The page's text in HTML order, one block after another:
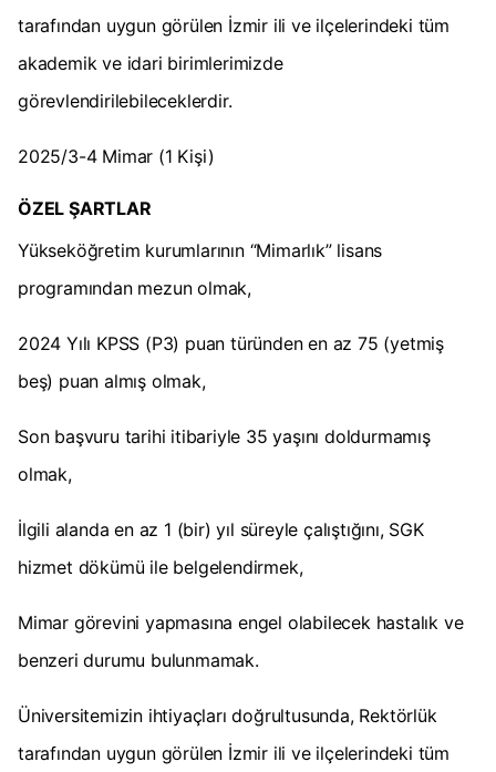
tarafından uygun görülen İzmir ili ve ilçelerindeki tüm
akademik ve idari birimlerimizde
görevlendirilebileceklerdir.
2025/3-4 Mimar (1 Kişi)
ÖZEL ŞARTLAR
Yükseköğretim kurumlarının “Mimarlık” lisans
programından mezun olmak,
2024 Yılı KPSS (P3) puan türünden en az 75 (yetmiş
beş) puan almış olmak,
Son başvuru tarihi itibariyle 35 yaşını doldurmamış
olmak,
İlgili alanda en az 1 (bir) yıl süreyle çalıştığını, SGK
hizmet dökümü ile belgelendirmek,
Mimar görevini yapmasına engel olabilecek hastalık ve
benzeri durumu bulunmamak.
Üniversitemizin ihtiyaçları doğrultusunda, Rektörlük
tarafından uygun görülen İzmir ili ve ilçelerindeki tüm